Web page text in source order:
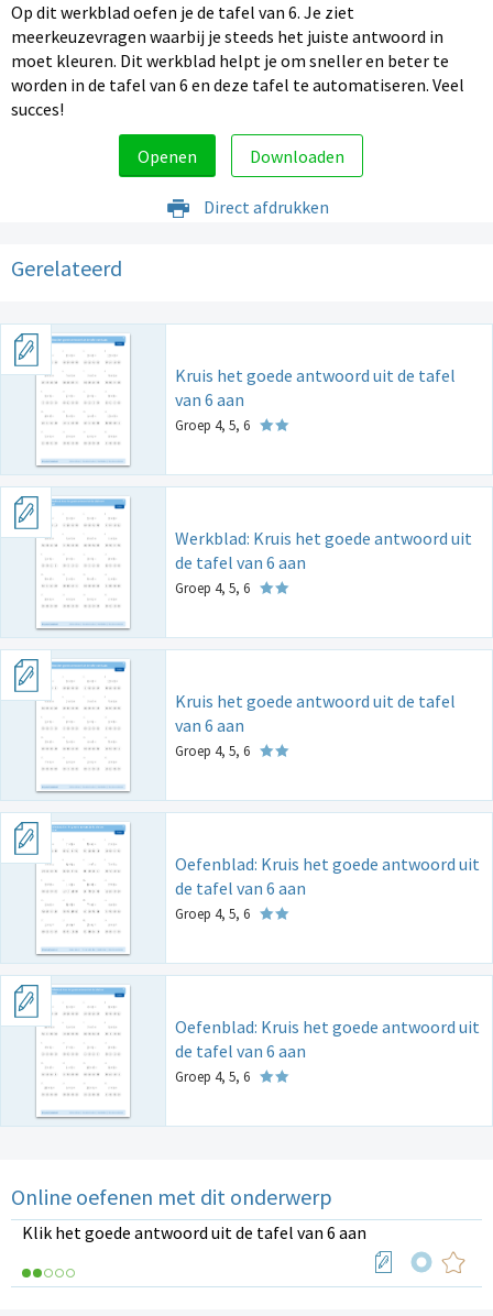
Op dit werkblad oefen je de tafel van 6. Je ziet
meerkeuzevragen waarbij je steeds het juiste antwoord in
moet kleuren. Dit werkblad helpt je om sneller en beter te
worden in de tafel van 6 en deze tafel te automatiseren. Veel
succes!
Openen Downloaden
Direct afdrukken
Gerelateerd
Kruis het goede antwoord uit de tafel
van 6 aan
Groep 4, 5, 6
Werkblad: Kruis het goede antwoord uit
de tafel van 6 aan
Groep 4, 5, 6
Kruis het goede antwoord uit de tafel
van 6 aan
Groep 4, 5, 6
Oefenblad: Kruis het goede antwoord uit
de tafel van 6 aan
Groep 4, 5, 6
Oefenblad: Kruis het goede antwoord uit
de tafel van 6 aan
Groep 4, 5, 6
Online oefenen met dit onderwerp
Klik het goede antwoord uit de tafel van 6 aan